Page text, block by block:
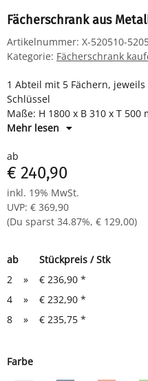
Fächerschrank aus
Artikelnummer: X-520510-
Kategorie: Fächerschrank
1 Abteil mit 5 Fächern,
Schlüssel
Maße: H 1800 x B 310 x T 500
Komplett montiert und
Mehr lesen
ab
€ 240,90
inkl. 19% MwSt.
UVP: € 369,90
(Du sparst 34.87%, € 129,00)
ab
Stückpreis / Stk
2
» € 236,90 *
4
» € 232,90 *
8
» € 235,75 *
Farbe